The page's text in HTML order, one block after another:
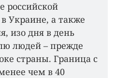
российской
Украине, а также
изо дня в день
людей – прежде
страны. Граница с
чем в 40